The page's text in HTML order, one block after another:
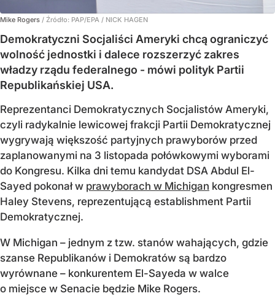
Mike Rogers / Źródło: PAP/EPA / NICK HAGEN
Demokratyczni Socjaliści Ameryki chcą ograniczyć
wolność jednostki i dalece rozszerzyć zakres
władzy rządu federalnego - mówi polityk Partii
Republikańskiej USA.
Reprezentanci Demokratycznych Socjalistów Ameryki,
czyli radykalnie lewicowej frakcji Partii Demokratycznej
wygrywają większość partyjnych prawyborów przed
zaplanowanymi na 3 listopada połówkowymi wyborami
do Kongresu. Kilka dni temu kandydat DSA Abdul El-
Sayed pokonał w prawyborach w Michigan kongresmen
Haley Stevens, reprezentującą establishment Partii
Demokratycznej.
W Michigan – jednym z tzw. stanów wahających, gdzie
szanse Republikanów i Demokratów są bardzo
wyrównane – konkurentem El-Sayeda w walce
o miejsce w Senacie będzie Mike Rogers.